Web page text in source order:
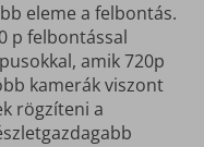
eleme a felbontás.
p felbontással
amik 720p
kamerák viszont
rögzíteni a